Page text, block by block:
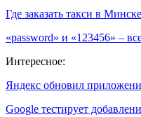
Где заказать такси в
«password» и «123456» –
Интересное:
Яндекс обновил
Google тестирует